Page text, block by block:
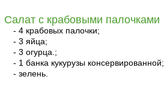
Салат с крабовыми палочками
- 4 крабовых палочки;
- 3 яйца;
- 3 огурца.;
- 1 банка кукурузы консервированной;
- зелень.